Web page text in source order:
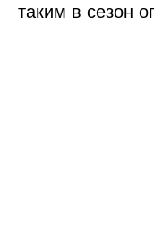
таким в сезон